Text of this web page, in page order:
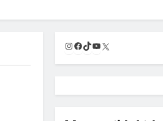
Instagram
Facebook
TikTok
YouTube